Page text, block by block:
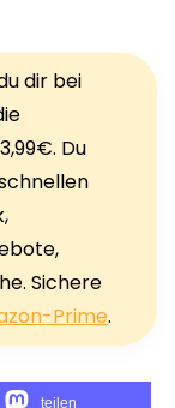
dir bei
Du
Sichere
Prime.
teilen